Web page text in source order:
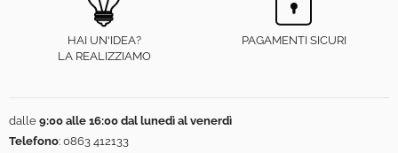
HAI UN'IDEA?
LA REALIZZIAMO
PAGAMENTI SICURI
dalle 9:00 alle 16:00 dal lunedì al venerdì
Telefono: 0863 412133